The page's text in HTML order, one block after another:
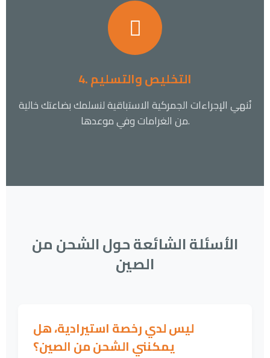
4. التخليص والتسليم
نُنهي الإجراءات الجمركية الاستباقية لنسلمك بضاعتك خالية
من الغرامات وفي موعدها.
الأسئلة الشائعة حول الشحن من
الصين
ليس لدي رخصة استيرادية، هل
يمكنني الشحن من الصين؟